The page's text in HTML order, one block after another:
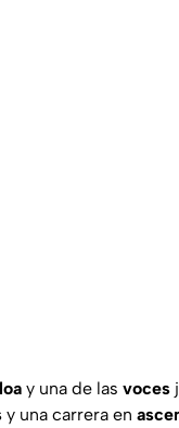
y una de las voces
y una carrera en